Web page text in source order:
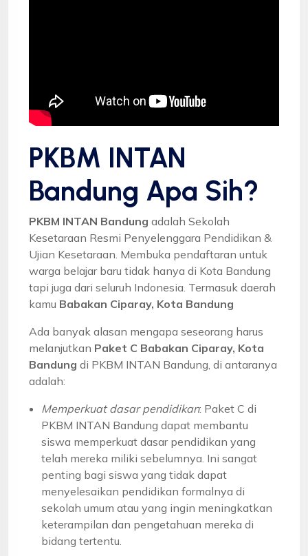
PKBM INTAN
Bandung Apa Sih?
PKBM INTAN Bandung adalah Sekolah
Kesetaraan Resmi Penyelenggara Pendidikan &
Ujian Kesetaraan. Membuka pendaftaran untuk
warga belajar baru tidak hanya di Kota Bandung
tapi juga dari seluruh Indonesia. Termasuk daerah
kamu Babakan Ciparay, Kota Bandung
Ada banyak alasan mengapa seseorang harus
melanjutkan Paket C Babakan Ciparay, Kota
Bandung di PKBM INTAN Bandung, di antaranya
adalah:
Memperkuat dasar pendidikan: Paket C di
PKBM INTAN Bandung dapat membantu
siswa memperkuat dasar pendidikan yang
telah mereka miliki sebelumnya. Ini sangat
penting bagi siswa yang tidak dapat
menyelesaikan pendidikan formalnya di
sekolah umum atau yang ingin meningkatkan
keterampilan dan pengetahuan mereka di
bidang tertentu.